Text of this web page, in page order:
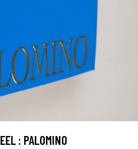
: PALOMINO